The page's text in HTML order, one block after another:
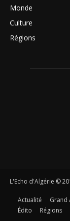
Monde
Culture
Régions
L'Echo d'Algérie ©
Actualité Grand
Édito
Régions